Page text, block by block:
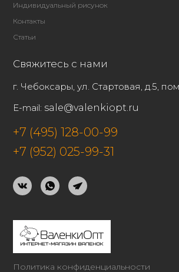
Политика конфиденциальности
Индивидуальный рисунок
Контакты
Статьи
Свяжитесь с нами
г. Чебоксары, ул. Стартовая, д.5,
E-mail: sale@valenkiopt.ru
+7 (495) 128-00-99
+7 (952) 025-99-31